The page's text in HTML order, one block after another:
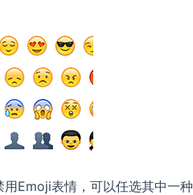
Emoji表情，可以任选其中一种